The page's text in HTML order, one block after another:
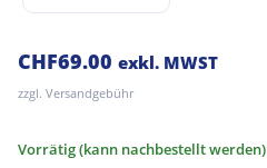
CHF69.00 exkl. MWST
zzgl. Versandgebühr
Vorrätig (kann nachbestellt werden)